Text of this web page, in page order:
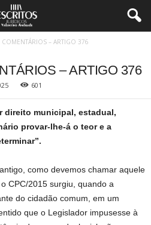
– ARTIGO 376
– ARTIGO 376
601
direito municipal, estadual,
provar-lhe-á o teor e a
como devemos chamar aquele
CPC/2015 surgiu, quando a
do cidadão comum, em um
que o Legislador impusesse à